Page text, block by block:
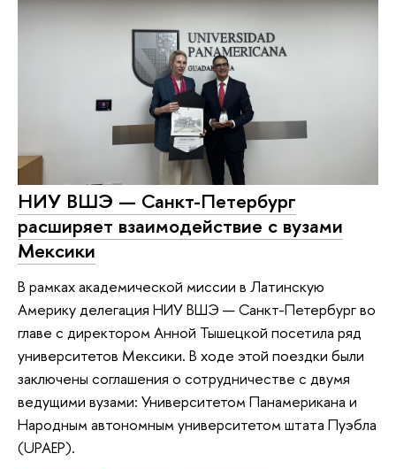
НИУ ВШЭ — Санкт-Петербург
расширяет взаимодействие с вузами
Мексики
В рамках академической миссии в Латинскую
Америку делегация НИУ ВШЭ — Санкт-Петербург во
главе с директором Анной Тышецкой посетила ряд
университетов Мексики. В ходе этой поездки были
заключены соглашения о сотрудничестве с двумя
ведущими вузами: Университетом Панамерикана и
Народным автономным университетом штата Пуэбла
(UPAEP).